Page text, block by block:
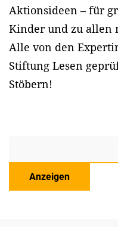
Aktionsideen – für
Kinder und zu allen
Alle von den
Stiftung Lesen
Stöbern!
Anzeigen